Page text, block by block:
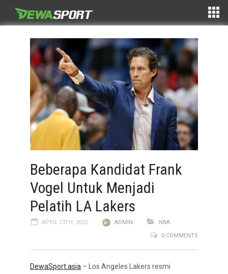
Beberapa Kandidat Frank
Vogel Untuk Menjadi
Pelatih LA Lakers
APRIL 13TH, 2022 ADMIN
NBA
0 COMMENTS
DewaSport.asia – Los Angeles Lakers resmi